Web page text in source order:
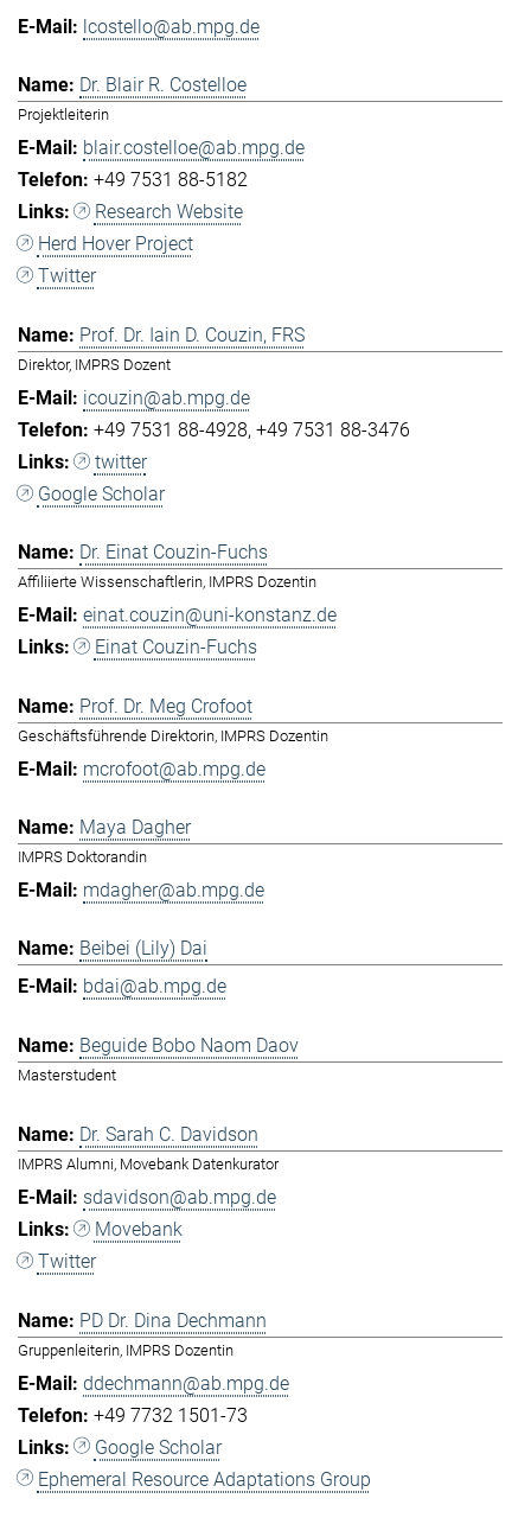
lcostello@ab.mpg.de
Dr. Blair R. Costelloe
Projektleiterin
blair.costelloe@ab.mpg.de
+49 7531 88-5182
Research Website
Herd Hover Project
Twitter
Prof. Dr. Iain D. Couzin, FRS
Direktor, IMPRS Dozent
icouzin@ab.mpg.de
+49 7531 88-4928 +49 7531 88-3476
twitter
Google Scholar
Dr. Einat Couzin-Fuchs
Affiliierte Wissenschaftlerin, IMPRS Dozentin
einat.couzin@uni-konstanz.de
Einat Couzin-Fuchs
Prof. Dr. Meg Crofoot
Geschäftsführende Direktorin, IMPRS Dozentin
mcrofoot@ab.mpg.de
Maya Dagher
IMPRS Doktorandin
mdagher@ab.mpg.de
Beibei (Lily) Dai
bdai@ab.mpg.de
Beguide Bobo Naom Daov
Masterstudent
Dr. Sarah C. Davidson
IMPRS Alumni, Movebank Datenkurator
sdavidson@ab.mpg.de
Movebank
Twitter
PD Dr. Dina Dechmann
Gruppenleiterin, IMPRS Dozentin
ddechmann@ab.mpg.de
+49 7732 1501-73
Google Scholar
Ephemeral Resource Adaptations Group